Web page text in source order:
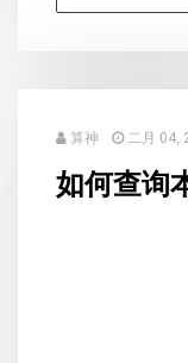
算神 二月 04,
如何查询